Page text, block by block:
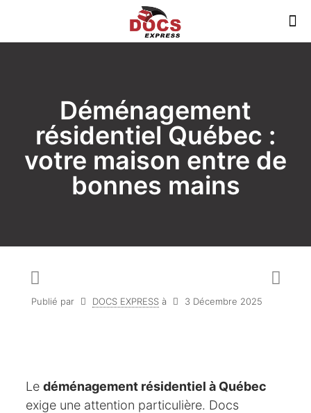
Déménagement
résidentiel Québec :
votre maison entre de
bonnes mains
Publié par DOCS EXPRESS à 3 Décembre 2025
Le déménagement résidentiel à Québec
exige une attention particulière. Docs